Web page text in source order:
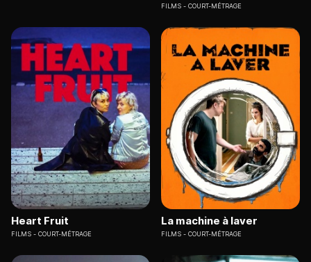
FILMS COURT-MÉTRAGE
Heart Fruit
FILMS COURT-MÉTRAGE
La machine à laver
FILMS COURT-MÉTRAGE